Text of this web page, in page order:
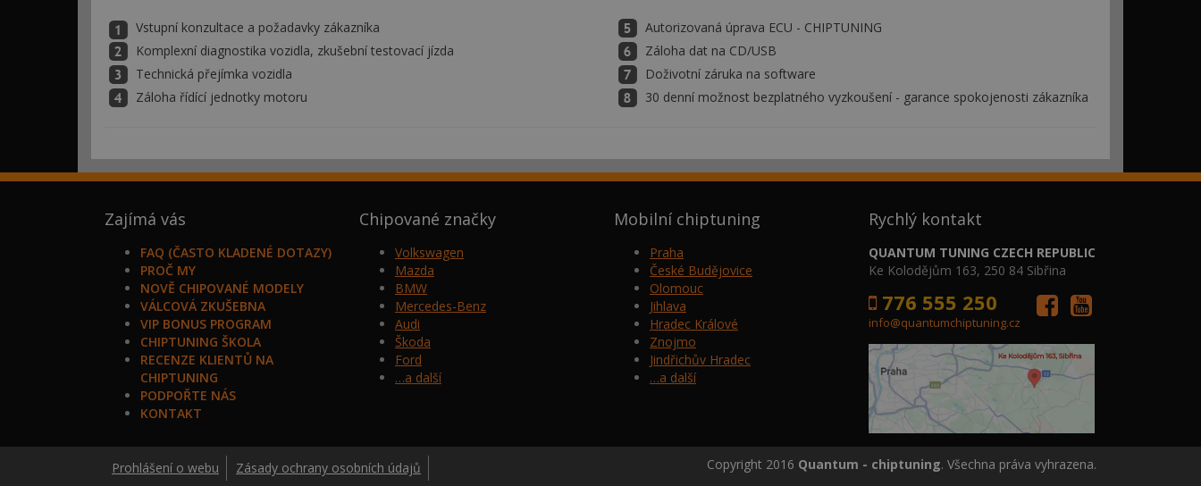
Vstupní konzultace a požadavky zákazníka
Komplexní diagnostika vozidla, zkušební testovací jízda
Technická přejímka vozidla
Záloha řídící jednotky motoru
Autorizovaná úprava ECU - CHIPTUNING
Záloha dat na CD/USB
Doživotní záruka na software
30 denní možnost bezplatného vyzkoušení - garance spokojenosti zákazníka
Zajímá vás
FAQ (ČASTO KLADENÉ DOTAZY)
PROČ MY
NOVĚ CHIPOVANÉ MODELY
VÁLCOVÁ ZKUŠEBNA
VIP BONUS PROGRAM
CHIPTUNING ŠKOLA
RECENZE KLIENTŮ NA
CHIPTUNING
PODPOŘTE NÁS
KONTAKT
Chipované značky
Volkswagen
Mazda
BMW
Mercedes-Benz
Audi
Škoda
Ford
…a další
Mobilní chiptuning
Praha
České Budějovice
Olomouc
Jihlava
Hradec Králové
Znojmo
Jindřichův Hradec
…a další
Rychlý kontakt
QUANTUM TUNING CZECH REPUBLIC
Ke Kolodějům 163, 250 84 Sibřina
776 555 250
info@quantumchiptuning.cz
Prohlášení o webu Zásady ochrany osobních údajů Copyright 2016 Quantum - chiptuning. Všechna práva vyhrazena.